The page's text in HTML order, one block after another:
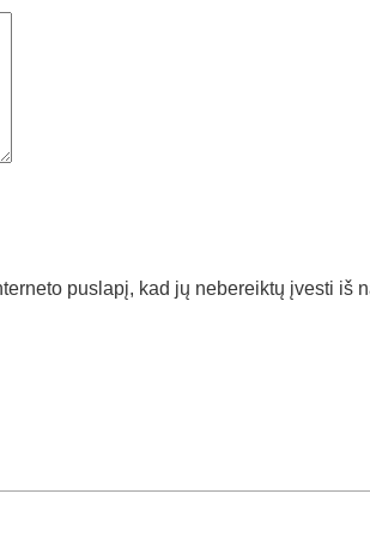
puslapį, kad jų nebereiktų įvesti iš